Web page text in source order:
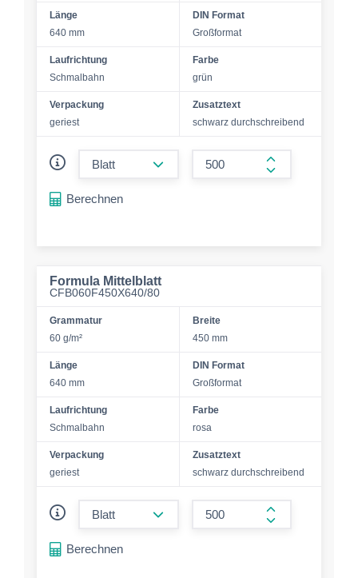
Länge
640 mm
DIN Format
Großformat
Laufrichtung
Schmalbahn
Farbe
grün
Verpackung
geriest
Zusatztext
schwarz durchschreibend
form.increase-
Berechnen
Formula Mittelblatt
CFB060F450X640/80
Grammatur
60 g/m²
Breite
450 mm
Länge
640 mm
DIN Format
Großformat
Laufrichtung
Schmalbahn
Farbe
rosa
Verpackung
geriest
Zusatztext
schwarz durchschreibend
form.increase-
Berechnen